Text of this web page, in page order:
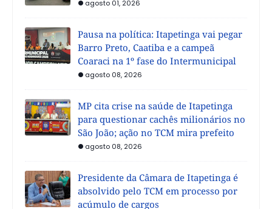
agosto 01, 2026
Pausa na política: Itapetinga vai pegar
Barro Preto, Caatiba e a campeã
Coaraci na 1º fase do Intermunicipal
agosto 08, 2026
MP cita crise na saúde de Itapetinga
para questionar cachês milionários no
São João; ação no TCM mira prefeito
agosto 08, 2026
Presidente da Câmara de Itapetinga é
absolvido pelo TCM em processo por
acúmulo de cargos